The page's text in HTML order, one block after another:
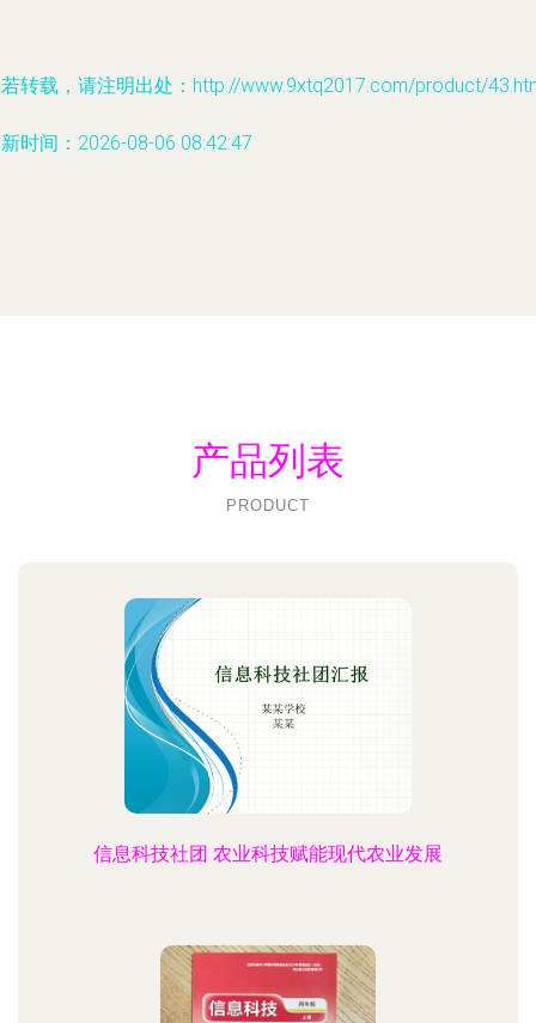
转载，请注明出处：http://www.9xtq2017.com/product/
时间：2026-08-06 08:42:47
产品列表
PRODUCT
信息科技社团 农业科技赋能现代农业发展